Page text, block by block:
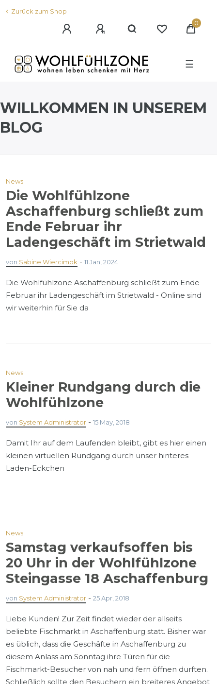
Zurück zum Shop
0
☰
WILLKOMMEN IN UNSEREM
BLOG
News
Die Wohlfühlzone
Aschaffenburg schließt zum
Ende Februar ihr
Ladengeschäft im Strietwald
von Sabine Wiercimok - 11 Jan, 2024
Die Wohlfühlzone Aschaffenburg schließt zum Ende
Februar ihr Ladengeschäft im Strietwald - Online sind
wir weiterhin für Sie da
News
Kleiner Rundgang durch die
Wohlfühlzone
von System Administrator - 15 May, 2018
Damit Ihr auf dem Laufenden bleibt, gibt es hier einen
kleinen virtuellen Rundgang durch unser hinteres
Laden-Eckchen
News
Samstag verkaufsoffen bis
20 Uhr in der Wohlfühlzone
Steingasse 18 Aschaffenburg
von System Administrator - 25 Apr, 2018
Liebe Kunden! Zur Zeit findet wieder der allseits
beliebte Fischmarkt in Aschaffenburg statt. Bisher war
es üblich, dass die Geschäfte in Aschaffenburg zu
diesem Anlass am Sonntag ihre Türen für die
Fischmarkt-Besucher von nah und fern öffnen durften.
Schließlich sollte den Besuchern ein breiteres Angebot